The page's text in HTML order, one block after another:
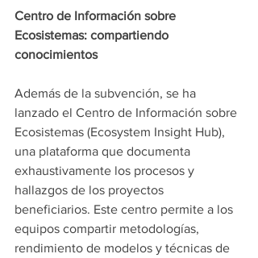
Centro de Información sobre
Ecosistemas: compartiendo
conocimientos
Además de la subvención, se ha
lanzado el Centro de Información sobre
Ecosistemas (Ecosystem Insight Hub),
una plataforma que documenta
exhaustivamente los procesos y
hallazgos de los proyectos
beneficiarios. Este centro permite a los
equipos compartir metodologías,
rendimiento de modelos y técnicas de